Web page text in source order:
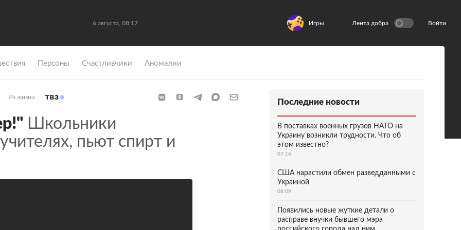
6 августа, 08:17 Игры Лента добра Войти
Персоны Счастливчики Аномалии
Из жизни
Школьники
пьют спирт и
Последние новости
В поставках военных грузов НАТО на
Украину возникли трудности. Что об
этом известно?
07:14
США нарастили обмен разведданными с
Украиной
08:09
Появились новые жуткие детали о
расправе внучки бывшего мэра